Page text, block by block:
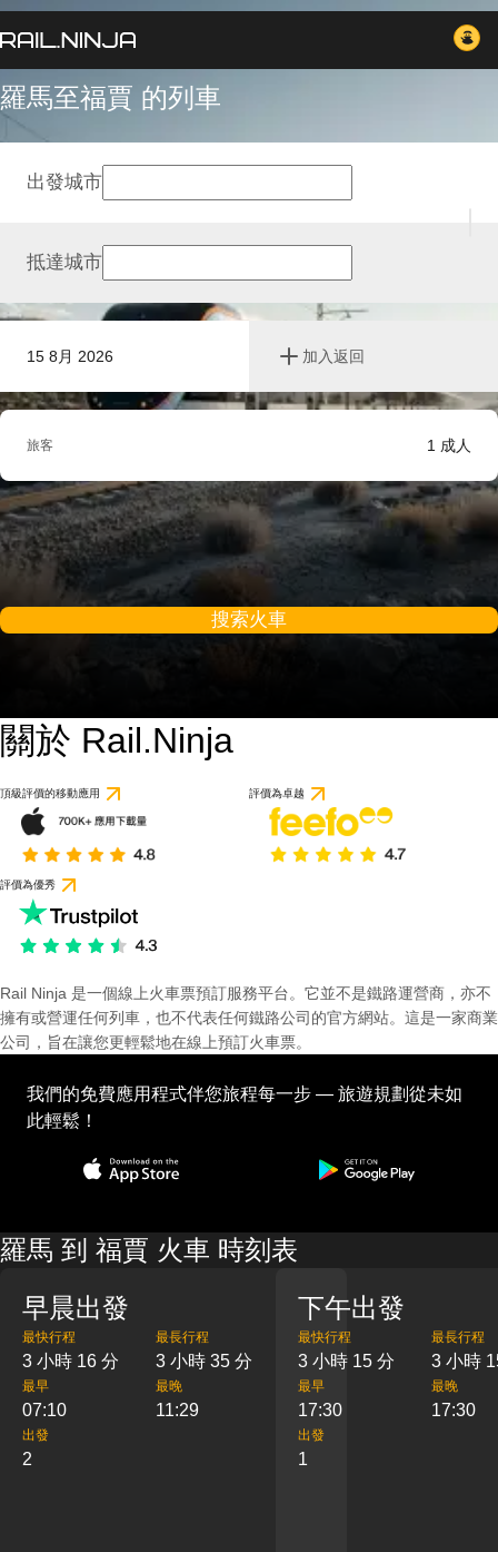
羅馬至福賈 的列車
15 8月 2026 加入返回
出發城市
抵達城市
旅客 1 成人
搜索火車
關於 Rail.Ninja
頂級評價的移動應用 評價為卓越
評價為優秀
Rail Ninja 是一個線上火車票預訂服務平台。它並不是鐵路運營商，亦不
擁有或營運任何列車，也不代表任何鐵路公司的官方網站。這是一家商業
公司，旨在讓您更輕鬆地在線上預訂火車票。
我們的免費應用程式伴您旅程每一步 — 旅遊規劃從未如
此輕鬆！
羅馬 到 福賈 火車 時刻表
早晨出發
最快行程
3 小時 16 分
最長行程
3 小時 35 分
最早
07:10
最晚
11:29
出發
2
下午出發
最快行程
3 小時 15 分
最長行程
3 小時
最早
17:30
最晚
17:30
出發
1